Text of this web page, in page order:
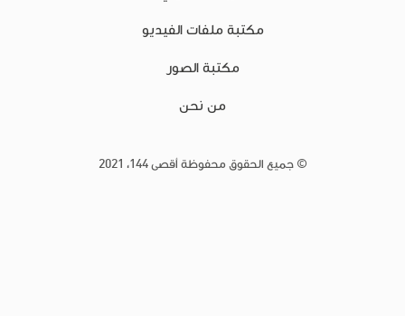
مكتبة ملفات الفيديو
مكتبة الصور
من نحن
© جميع الحقوق محفوظة أقصى 144، 2021